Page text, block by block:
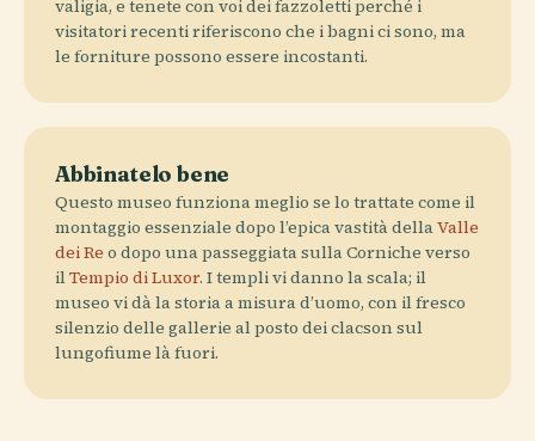
valigia, e tenete con voi dei fazzoletti perché i
visitatori recenti riferiscono che i bagni ci sono, ma
le forniture possono essere incostanti.
Abbinatelo bene
Questo museo funziona meglio se lo trattate come il
montaggio essenziale dopo l’epica vastità dellaValle
dei Re o dopo una passeggiata sulla Corniche verso
ilTempio di Luxor. I templi vi danno la scala; il
museo vi dà la storia a misura d’uomo, con il fresco
silenzio delle gallerie al posto dei clacson sul
lungofiume là fuori.